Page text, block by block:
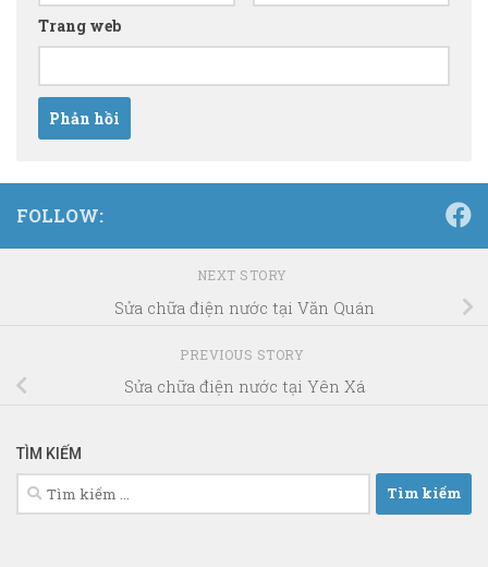
Trang web
FOLLOW:
NEXT STORY
Sửa chữa điện nước tại Văn Quán
PREVIOUS STORY
Sửa chữa điện nước tại Yên Xá
TÌM KIẾM
Tìm
kiếm